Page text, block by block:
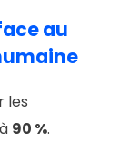
au
les
90 %.